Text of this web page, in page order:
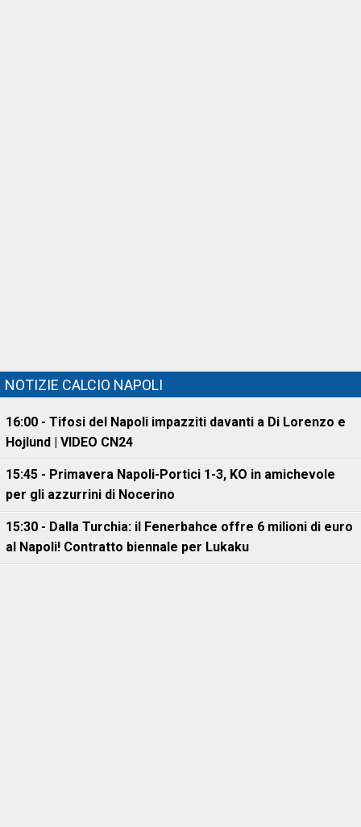
NOTIZIE CALCIO NAPOLI
16:00 - Tifosi del Napoli impazziti davanti a Di Lorenzo e
Hojlund | VIDEO CN24
15:45 - Primavera Napoli-Portici 1-3, KO in amichevole
per gli azzurrini di Nocerino
15:30 - Dalla Turchia: il Fenerbahce offre 6 milioni di euro
al Napoli! Contratto biennale per Lukaku